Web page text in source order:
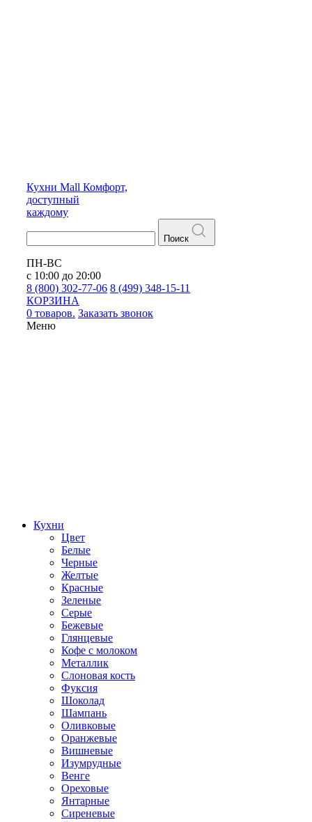
Кухни Mall Комфорт,
доступный
каждому
Поиск
ПН-ВС
с 10:00 до 20:00
8 (800) 302-77-06 8 (499) 348-15-11
КОРЗИНА
0 товаров. Заказать звонок
Меню
Кухни
Цвет
Белые
Черные
Желтые
Красные
Зеленые
Серые
Бежевые
Глянцевые
Кофе с молоком
Металлик
Слоновая кость
Фуксия
Шоколад
Шампань
Оливковые
Оранжевые
Вишневые
Изумрудные
Венге
Ореховые
Янтарные
Сиреневые